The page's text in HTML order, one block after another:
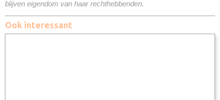
blijven eigendom van haar rechthebbenden.
Ook interessant